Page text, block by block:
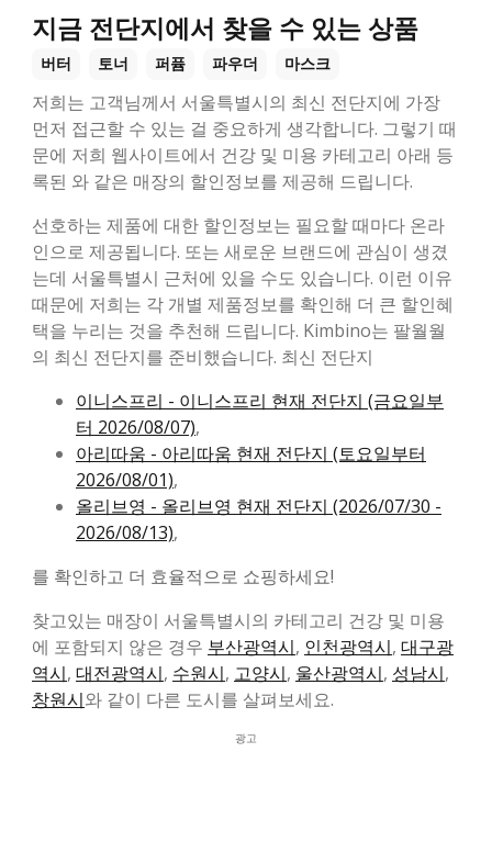
지금 전단지에서 찾을 수 있는 상품
버터 토너 퍼퓸 파우더 마스크
저희는 고객님께서 서울특별시의 최신 전단지에 가장
먼저 접근할 수 있는 걸 중요하게 생각합니다. 그렇기 때
문에 저희 웹사이트에서 건강 및 미용 카테고리 아래 등
록된 와 같은 매장의 할인정보를 제공해 드립니다.
선호하는 제품에 대한 할인정보는 필요할 때마다 온라
인으로 제공됩니다. 또는 새로운 브랜드에 관심이 생겼
는데 서울특별시 근처에 있을 수도 있습니다. 이런 이유
때문에 저희는 각 개별 제품정보를 확인해 더 큰 할인혜
택을 누리는 것을 추천해 드립니다. Kimbino는 팔월월
의 최신 전단지를 준비했습니다. 최신 전단지
이니스프리 - 이니스프리 현재 전단지 (금요일부
터 2026/08/07),
아리따움 - 아리따움 현재 전단지 (토요일부터
2026/08/01),
올리브영 - 올리브영 현재 전단지 (2026/07/30 -
2026/08/13),
를 확인하고 더 효율적으로 쇼핑하세요!
찾고있는 매장이 서울특별시의 카테고리 건강 및 미용
에 포함되지 않은 경우 부산광역시, 인천광역시, 대구광
역시, 대전광역시, 수원시, 고양시, 울산광역시, 성남시,
창원시와 같이 다른 도시를 살펴보세요.
광고